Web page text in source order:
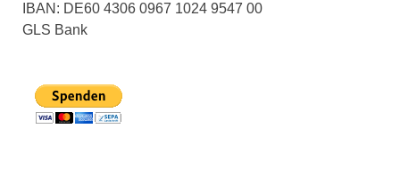
IBAN: DE60 4306 0967 1024 9547 00
GLS Bank